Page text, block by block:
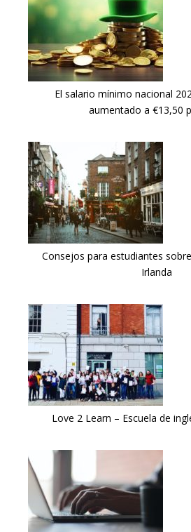
El salario mínimo nacional
aumentado a €13,50
Consejos para estudiantes
Irlanda
Love 2 Learn – Escuela de